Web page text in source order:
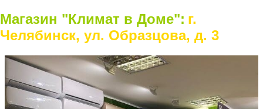
Магазин "Климат в Доме": г.
Челябинск, ул. Образцова, д. 3